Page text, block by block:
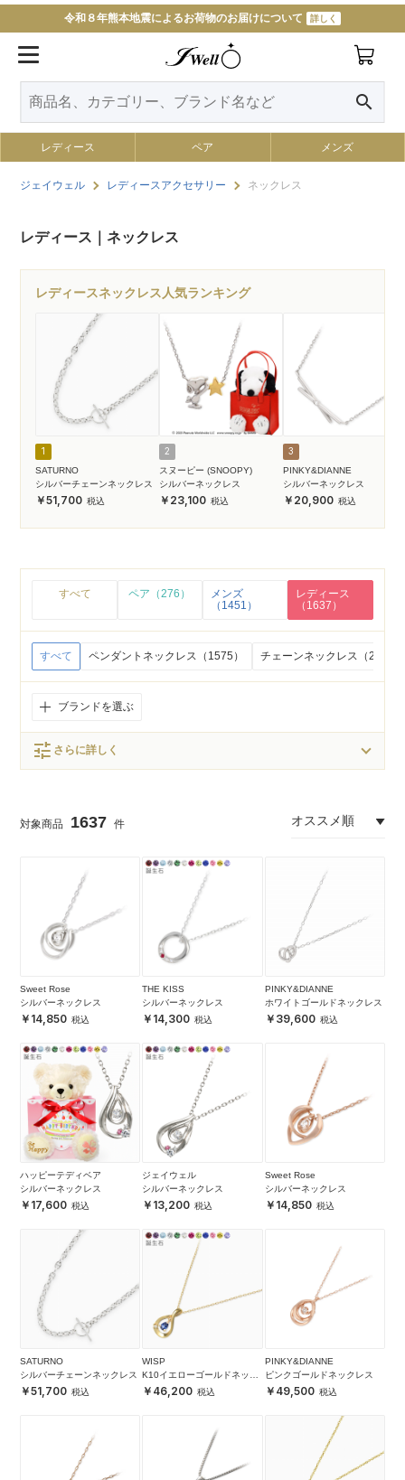
令和８年熊本地震によるお荷物のお届けについて 詳しく
11000円以上で送料無料 詳しく
search
レディース ペア メンズ
ジェイウェル レディースアクセサリー ネックレス
レディース｜ネックレス
レディースネックレス人気ランキング
1
SATURNO
シルバーチェーンネックレス
51,700
2
スヌーピー (SNOOPY)
シルバーネックレス
23,100
3
PINKY&DIANNE
シルバーネックレス
20,900
すべて ペア（276）
メンズ
（1451）
レディース
（1637）
すべて ペンダントネックレス（1575） チェーンネックレス（22）
ブランドを選ぶ
tune さらに詳しく
1637
Sweet Rose
シルバーネックレス
14,850
THE KISS
シルバーネックレス
14,300
PINKY&DIANNE
ホワイトゴールドネックレス
39,600
ハッピーテディベア
シルバーネックレス
17,600
ジェイウェル
シルバーネックレス
13,200
Sweet Rose
シルバーネックレス
14,850
SATURNO
シルバーチェーンネックレス
51,700
WISP
K10イエローゴールドネック
レス46,200
PINKY&DIANNE
ピンクゴールドネックレス
49,500